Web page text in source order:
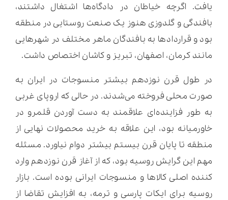
یافت. اگرچه خیاطان در دادگاه‌ها اشتغال داشتند،
بافندگی و گلدوزی هنوز یک صنعت روستایی در منطقه
بود و قراردادها به بافندگان ماهر مختلف در شهرهایی
مانند کرمان، اصفهان، تبریز و کاشان اختصاص داشت.
در طول قرن نوزدهم بیشتر منسوجات در ایران به
صورت محلی فروخته می‌شدند. در حالی که اروپای غربی
به طور فزاینده‌ای علاقمند به دست آوردن قلمرو در
خاورمیانه بود، این علاقه به خرید محصولات نهایی از
منطقه تا پایان قرن بیستم بیشتر دوام نیاورد. مسئله
مهم این گرایش روسیه بود، که از آغاز قرن نوزدهم وارد
کننده اصلی کالاها و منسوجات ایرانی بوده است. بازار
روسیه برای ایکات پارسی و ترمه، به افزایش تقاضا از